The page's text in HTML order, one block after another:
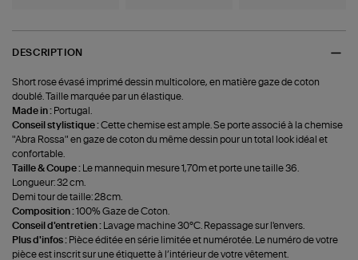
DESCRIPTION
Short rose évasé imprimé dessin multicolore, en matière gaze de coton
doublé. Taille marquée par un élastique.
Made in : Portugal.
Conseil stylistique :Cette chemise est ample. Se porte associé à la chemise
"Abra Rossa" en gaze de coton du même dessin pour un total look idéal et
confortable.
Taille & Coupe :
Le mannequin mesure 1,70m et porte une taille 36.
Longueur: 32 cm.
Demi tour de taille: 28cm.
Composition :100% Gaze de Coton.
Conseil d'entretien :
Lavage machine 30°C. Repassage sur l'envers.
Plus d'infos : Pièce éditée en série limitée et numérotée. Le numéro de votre
pièce est inscrit sur une étiquette à l’intérieur de votre vêtement.